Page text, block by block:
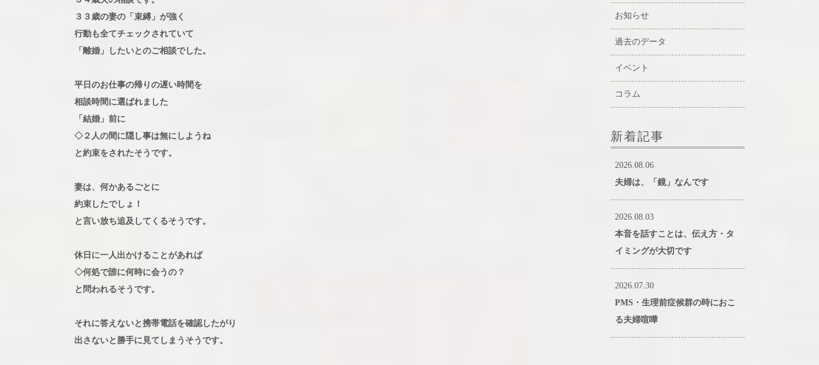
３３歳の妻の「束縛」が強く
行動も全てチェックされていて
「離婚」したいとのご相談でした。
平日のお仕事の帰りの遅い時間を
相談時間に選ばれました
「結婚」前に
◇２人の間に隠し事は無にしようね
と約束をされたそうです。
妻は、何かあるごとに
約束したでしょ！
と言い放ち追及してくるそうです。
休日に一人出かけることがあれば
◇何処で誰に何時に会うの？
と問われるそうです。
それに答えないと携帯電話を確認したがり
出さないと勝手に見てしまうそうです。
お知らせ
過去のデータ
イベント
コラム
新着記事
2026.08.06
夫婦は、「鏡」なんです
2026.08.03
本音を話すことは、伝え方・タ
イミングが大切です
2026.07.30
PMS・生理前症候群の時におこ
る夫婦喧嘩